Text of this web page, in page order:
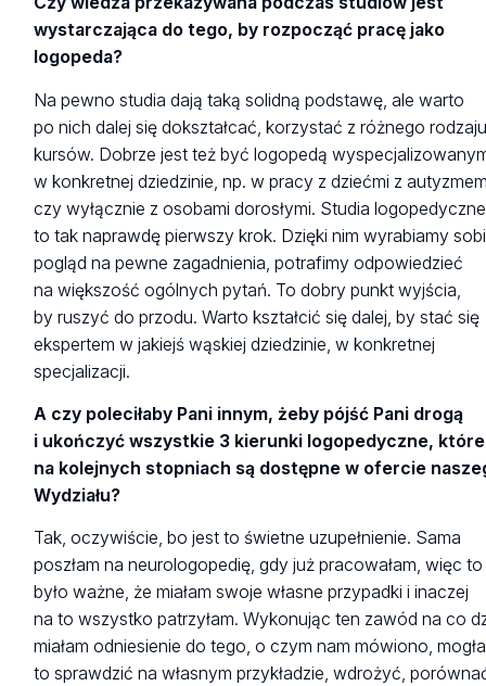
wystarczająca do tego, by rozpocząć pracę jako
logopeda?
Na pewno studia dają taką solidną podstawę, ale warto
po nich dalej się dokształcać, korzystać z różnego
kursów. Dobrze jest też być logopedą
w konkretnej dziedzinie, np. w pracy z dziećmi z
czy wyłącznie z osobami dorosłymi. Studia logopedyczne
to tak naprawdę pierwszy krok. Dzięki nim wyrabiamy
pogląd na pewne zagadnienia, potrafimy odpowiedzieć
na większość ogólnych pytań. To dobry punkt wyjścia,
by ruszyć do przodu. Warto kształcić się dalej, by stać się
ekspertem w jakiejś wąskiej dziedzinie, w konkretnej
specjalizacji.
A czy poleciłaby Pani innym, żeby pójść Pani drogą
i ukończyć wszystkie 3 kierunki logopedyczne, które
na kolejnych stopniach są dostępne w ofercie
Wydziału?
Tak, oczywiście, bo jest to świetne uzupełnienie. Sama
poszłam na neurologopedię, gdy już pracowałam, więc
było ważne, że miałam swoje własne przypadki i inaczej
na to wszystko patrzyłam. Wykonując ten zawód na co
miałam odniesienie do tego, o czym nam mówiono,
to sprawdzić na własnym przykładzie, wdrożyć,